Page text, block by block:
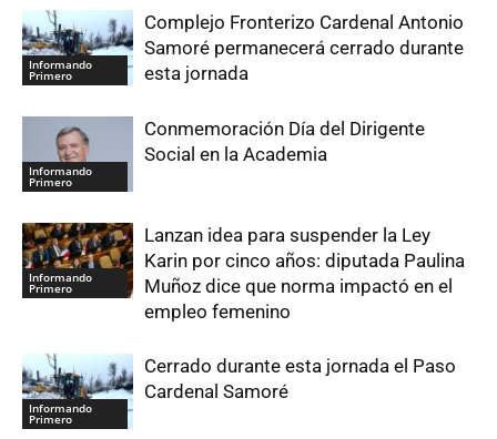
Informando
Primero
Complejo Fronterizo Cardenal Antonio
Samoré permanecerá cerrado durante
esta jornada
Informando
Primero
Conmemoración Día del Dirigente
Social en la Academia
Informando
Primero
Lanzan idea para suspender la Ley
Karin por cinco años: diputada Paulina
Muñoz dice que norma impactó en el
empleo femenino
Informando
Primero
Cerrado durante esta jornada el Paso
Cardenal Samoré